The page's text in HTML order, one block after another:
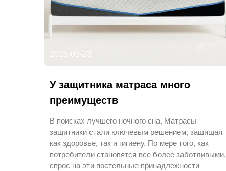
2025-05-23
У защитника матраса много
преимуществ
В поисках лучшего ночного сна, Матрасы
защитники стали ключевым решением, защищая
как здоровье, так и гигиену. По мере того, как
потребители становятся все более заботливыми,
спрос на эти постельные принадлежности